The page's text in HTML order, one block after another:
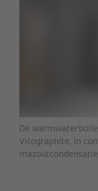
De
Vitographite, in